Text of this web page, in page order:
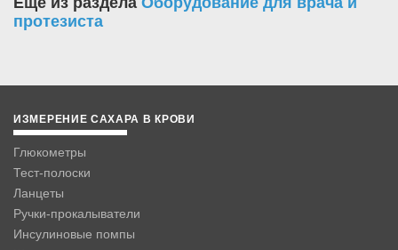
протезиста
ИЗМЕРЕНИЕ САХАРА В КРОВИ
Глюкометры
Тест-полоски
Ланцеты
Ручки-прокалыватели
Инсулиновые помпы